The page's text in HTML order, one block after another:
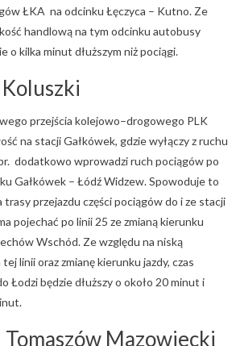
ŁKA na odcinku Łęczyca – Kutno. Ze
handlową na tym odcinku autobusy
o kilka minut dłuższym niż pociągi.
przejścia kolejowo–drogowego PLK
na stacji Gałkówek, gdzie wyłączy z ruchu
dodatkowo wprowadzi ruch pociągów po
Gałkówek – Łódź Widzew. Spowoduje to
przejazdu części pociągów do i ze stacji
pojechać po linii 25 ze zmianą kierunku
Wschód. Ze względu na niską
linii oraz zmianę kierunku jazdy, czas
Łodzi będzie dłuższy o około 20 minut i
Mazowiecki